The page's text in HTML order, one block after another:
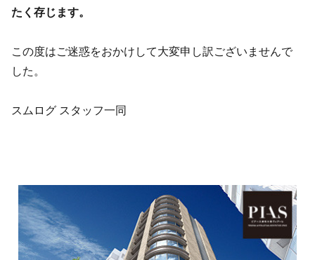
たく存じます。
この度はご迷惑をおかけして大変申し訳ございませんで
した。
スムログ スタッフ一同